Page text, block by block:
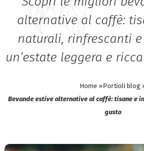
alternative al caffè:
naturali, rinfrescanti
un’estate leggera e
Home »Portioli blog
Bevande estive alternative al caffè: tisane e
gusto